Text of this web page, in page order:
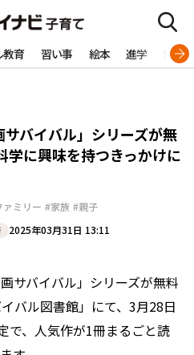
教育 習い事 絵本 進学 勉強
バイバル」シリーズが無
学に興味を持つきっかけに
ァミリー #家族 #親子
2025年03月31日 13:11
サバイバル」シリーズが無料
バル図書館」にて、3月28日
で、人気作が1冊まるごと読